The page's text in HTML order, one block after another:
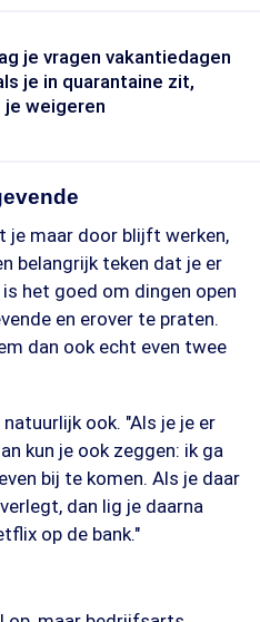
je vragen vakantiedagen
je in quarantaine zit,
je weigeren
maar door blijft werken,
belangrijk teken dat je er
het goed om dingen open
en erover te praten.
dan ook echt even twee
ook. "Als je je er
kun je ook zeggen: ik ga
bij te komen. Als je daar
dan lig je daarna
op de bank."